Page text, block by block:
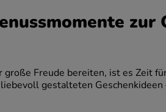
zur
Freude bereiten, ist es Zeit
gestalteten